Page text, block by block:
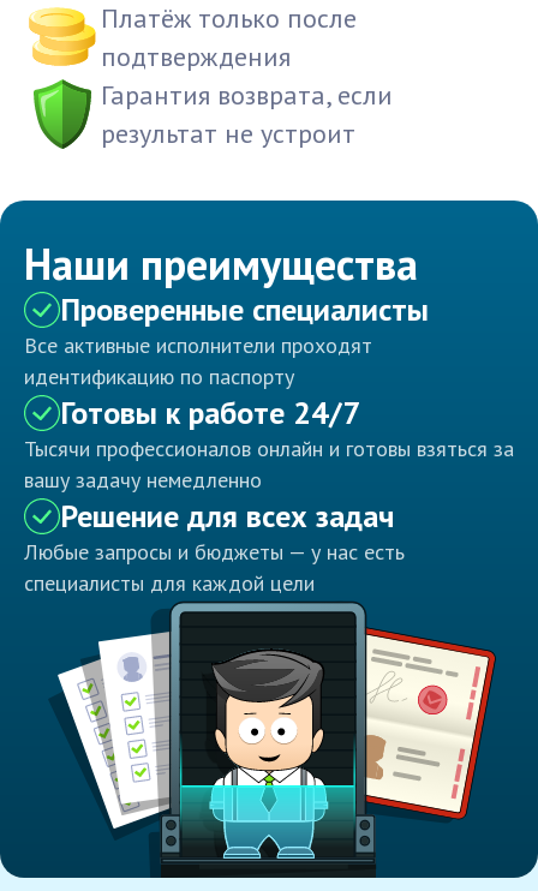
Платёж только после
подтверждения
Гарантия возврата, если
результат не устроит
Наши преимущества
Проверенные специалисты
Все активные исполнители проходят
идентификацию по паспорту
Готовы к работе 24/7
Тысячи профессионалов онлайн и готовы взяться за
вашу задачу немедленно
Решение для всех задач
Любые запросы и бюджеты — у нас есть
специалисты для каждой цели